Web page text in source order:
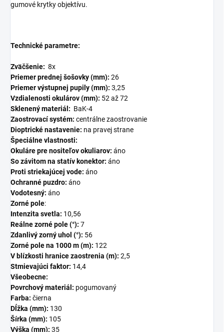
gumové krytky objektívu.
Technické parametre:
Zväčšenie: 8x
Priemer prednej šošovky (mm): 26
Priemer výstupnej pupily (mm): 3,25
Vzdialenosti okulárov (mm): 52 až 72
Sklenený materiál: BaK-4
Zaostrovací systém: centrálne zaostrovanie
Dioptrické nastavenie: na pravej strane
Špeciálne vlastnosti:
Okuláre pre nositeľov okuliarov: áno
So závitom na statív konektor: áno
Proti striekajúcej vode: áno
Ochranné puzdro: áno
Vodotesný: áno
Zorné pole:
Intenzita svetla: 10,56
Reálne zorné pole (°): 7
Zdanlivý zorný uhol (°): 56
Zorné pole na 1000 m (m): 122
V blízkosti hranice zaostrenia (m): 2,5
Stmievajúci faktor: 14,4
Všeobecne:
Povrchový materiál: pogumovaný
Farba: čierna
Dĺžka (mm): 130
Šírka (mm): 105
Výška (mm): 35